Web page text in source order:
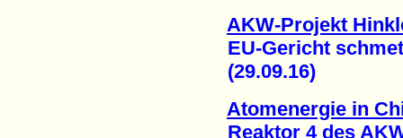
AKW-Projekt
EU-Gericht
(29.09.16)
Atomenergie in
Reaktor 4 des